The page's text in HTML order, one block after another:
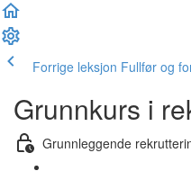
Forrige leksjon Fullfør og
Grunnkurs i
Grunnleggende